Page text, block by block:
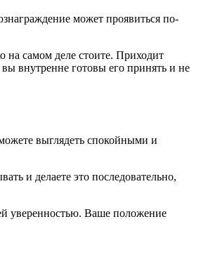
может проявиться по-
на самом деле стоите. Приходит
внутренне готовы его принять и не
выглядеть спокойными и
и делаете это последовательно,
уверенностью. Ваше положение